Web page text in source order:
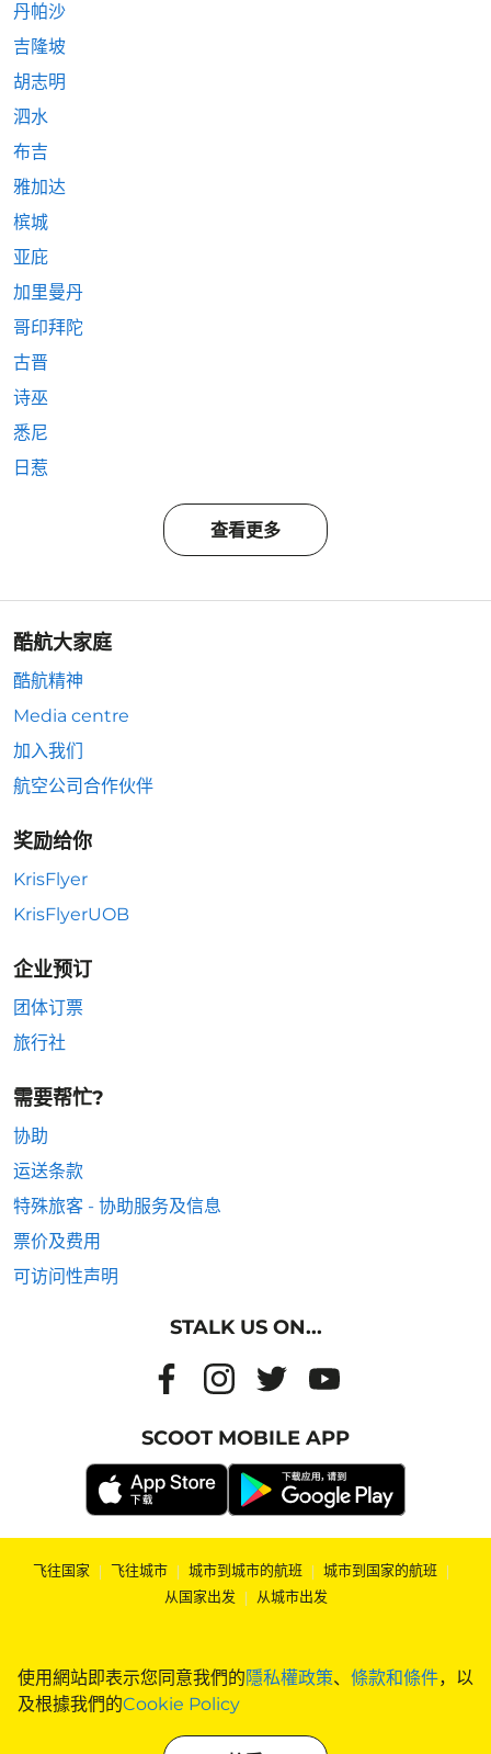
使用網站即表示您同意我們的隱私權政策、 條款和條件，以
及根據我們的Cookie Policy
丹帕沙
吉隆坡
胡志明
泗水
布吉
雅加达
槟城
亚庇
加里曼丹
哥印拜陀
古晋
诗巫
悉尼
日惹
查看更多
酷航大家庭
酷航精神
Media centre
加入我们
航空公司合作伙伴
奖励给你
KrisFlyer
KrisFlyerUOB
企业预订
团体订票
旅行社
需要帮忙?
协助
运送条款
特殊旅客 - 协助服务及信息
票价及费用
可访问性声明
STALK US ON...
SCOOT MOBILE APP
飞往国家 | 飞往城市 | 城市到城市的航班 | 城市到国家的航班 |
从国家出发 | 从城市出发